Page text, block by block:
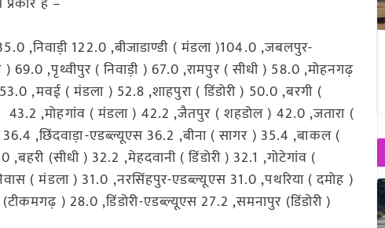
,निवाड़ी 122.0 ,बीजाडाण्डी ( मंडला )104.0 ,जबलपुर-
,पृथ्वीपुर ( निवाड़ी ) 67.0 ,रामपुर ( सीधी ) 58.0 ,मोहनगढ़
,मवई ( मंडला ) 52.8 ,शाहपुरा ( डिंडोरी ) 50.0 ,बरगी (
,मोहगांव ( मंडला ) 42.2 ,जैतपुर ( शहडोल ) 42.0 ,जतारा (
,छिंदवाड़ा-एडब्ल्यूएस 36.2 ,बीना ( सागर ) 35.4 ,बाकल (
(सीधी ) 32.2 ,मेहदवानी ( डिंडोरी ) 32.1 ,गोटेगांव (
( मंडला ) 31.0 ,नरसिंहपुर-एडब्ल्यूएस 31.0 ,पथरिया ( दमोह )
) 28.0 ,डिंडोरी-एडब्ल्यूएस 27.2 ,समनापुर (डिंडोरी )